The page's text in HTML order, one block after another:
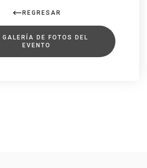
REGRESAR
GALERÍA DE FOTOS DEL
EVENTO